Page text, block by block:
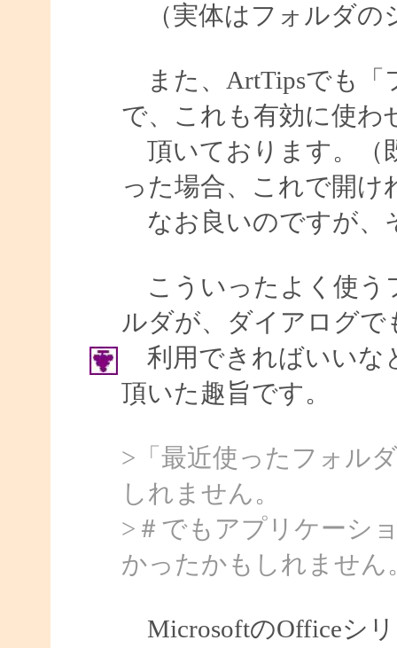
（実体はフォルダの
また、ArtTipsでも「
で、これも有効に使わ
頂いております。（
った場合、これで開け
なお良いのですが、
こういったよく使う
ルダが、ダイアログで
利用できればいいな
頂いた趣旨です。
>「最近使ったフォル
しれません。
>＃でもアプリケーシ
かったかもしれません
MicrosoftのOfficeシ